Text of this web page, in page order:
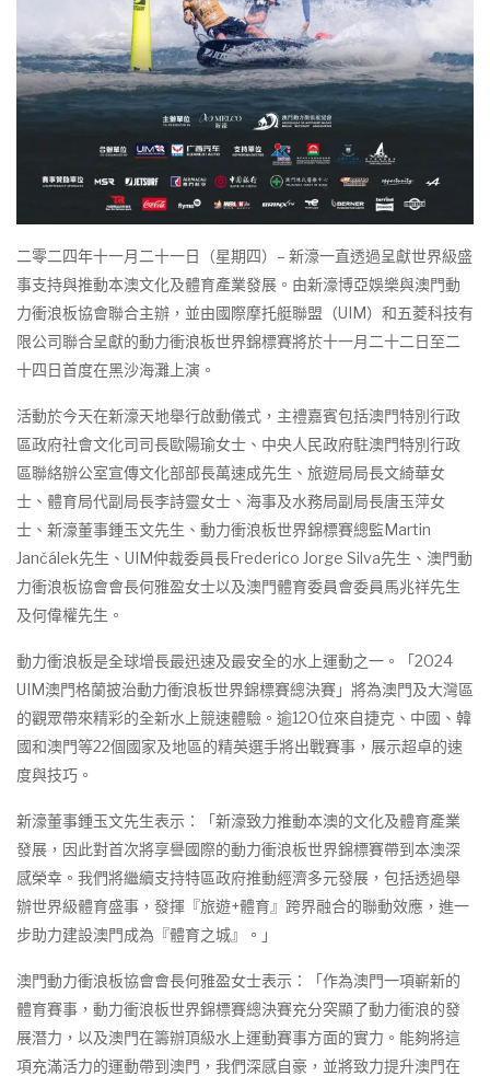
二零二四年十一月二十一日（星期四）– 新濠一直透過呈獻世界級盛
事支持與推動本澳文化及體育產業發展。由新濠博亞娛樂與澳門動
力衝浪板協會聯合主辦，並由國際摩托艇聯盟（UIM）和五菱科技有
限公司聯合呈獻的動力衝浪板世界錦標賽將於十一月二十二日至二
十四日首度在黑沙海灘上演。
活動於今天在新濠天地舉行啟動儀式，主禮嘉賓包括澳門特別行政
區政府社會文化司司長歐陽瑜女士、中央人民政府駐澳門特別行政
區聯絡辦公室宣傳文化部部長萬速成先生、旅遊局局長文綺華女
士、體育局代副局長李詩靈女士、海事及水務局副局長唐玉萍女
士、新濠董事鍾玉文先生、動力衝浪板世界錦標賽總監Martin
Jančálek先生、UIM仲裁委員長Frederico Jorge Silva先生、澳門動
力衝浪板協會會長何雅盈女士以及澳門體育委員會委員馬兆祥先生
及何偉權先生。
動力衝浪板是全球增長最迅速及最安全的水上運動之一。「2024
UIM澳門格蘭披治動力衝浪板世界錦標賽總決賽」將為澳門及大灣區
的觀眾帶來精彩的全新水上競速體驗。逾120位來自捷克、中國、韓
國和澳門等22個國家及地區的精英選手將出戰賽事，展示超卓的速
度與技巧。
新濠董事鍾玉文先生表示：「新濠致力推動本澳的文化及體育產業
發展，因此對首次將享譽國際的動力衝浪板世界錦標賽帶到本澳深
感榮幸。我們將繼續支持特區政府推動經濟多元發展，包括透過舉
辦世界級體育盛事，發揮『旅遊+體育』跨界融合的聯動效應，進一
步助力建設澳門成為『體育之城』。」
澳門動力衝浪板協會會長何雅盈女士表示：「作為澳門一項嶄新的
體育賽事，動力衝浪板世界錦標賽總決賽充分突顯了動力衝浪的發
展潛力，以及澳門在籌辦頂級水上運動賽事方面的實力。能夠將這
項充滿活力的運動帶到澳門，我們深感自豪，並將致力提升澳門在